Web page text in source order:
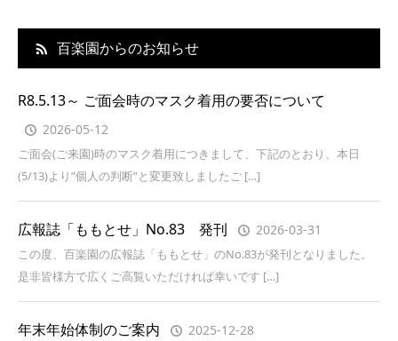
百楽園からのお知らせ
R8.5.13～ ご面会時のマスク着用の要否について
2026-05-12
ご面会(ご来園)時のマスク着用につきまして、下記のとおり、本日
(5/13)より”個人の判断”と変更致しましたご […]
広報誌「ももとせ」No.83 発刊 2026-03-31
この度、百楽園の広報誌「ももとせ」のNo.83が発刊となりました。
是非皆様方で広くご高覧いただければ幸いです […]
年末年始体制のご案内 2025-12-28